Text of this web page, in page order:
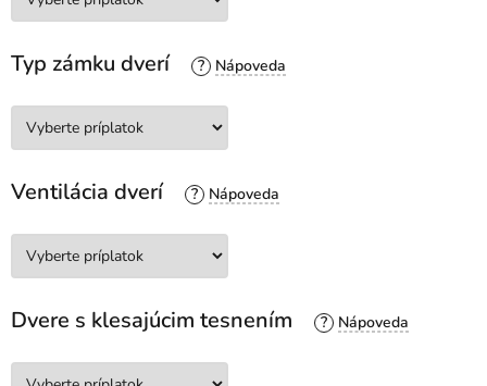
Typ zámku dverí ?
Ventilácia dverí ?
Dvere s klesajúcim tesnením ?